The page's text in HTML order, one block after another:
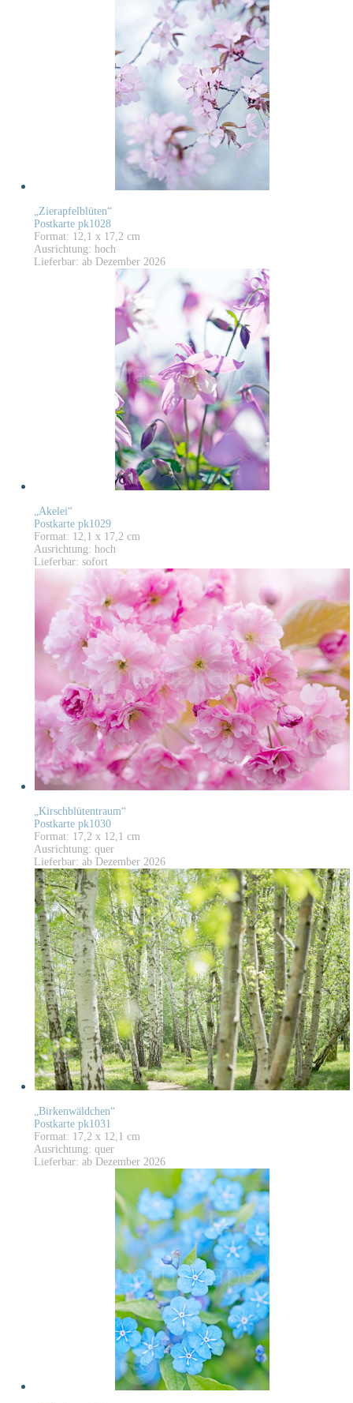
„Zierapfelblüten“
Postkarte pk1028
Format: 12,1 x 17,2 cm
Ausrichtung: hoch
Lieferbar: ab Dezember 2026
„Akelei“
Postkarte pk1029
Format: 12,1 x 17,2 cm
Ausrichtung: hoch
Lieferbar: sofort
„Kirschblütentraum“
Postkarte pk1030
Format: 17,2 x 12,1 cm
Ausrichtung: quer
Lieferbar: ab Dezember 2026
„Birkenwäldchen“
Postkarte pk1031
Format: 17,2 x 12,1 cm
Ausrichtung: quer
Lieferbar: ab Dezember 2026